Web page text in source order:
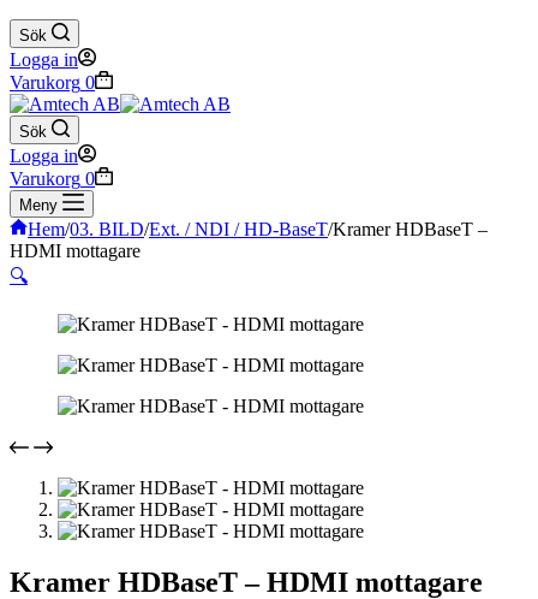
Sök
Logga in
Varukorg 0
Sök
Logga in
Varukorg 0
Meny
Hem/03. BILD/Ext. / NDI / HD-BaseT/Kramer HDBaseT –
HDMI mottagare
🔍
Kramer HDBaseT – HDMI mottagare